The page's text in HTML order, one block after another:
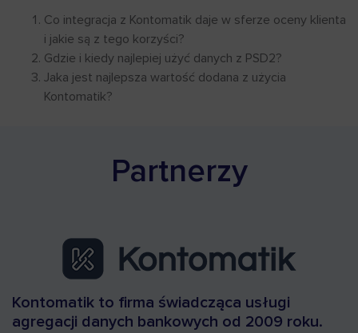
Co integracja z Kontomatik daje w sferze oceny klienta
i jakie są z tego korzyści?
Gdzie i kiedy najlepiej użyć danych z PSD2?
Jaka jest najlepsza wartość dodana z użycia
Kontomatik?
Partnerzy
Kontomatik to firma świadcząca usługi
agregacji danych bankowych od 2009 roku.